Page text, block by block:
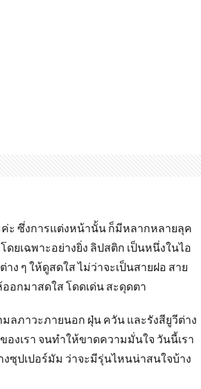
ค่ะ ซึ่งการแต่งหน้านั้น ก็มีหลากหลายลุค
ยเฉพาะอย่างยิ่ง ลิปสติก เป็นหนึ่งในไอ
ๆ ให้ดูสดใส ไม่ว่าจะเป็นสายฝอ สาย
อกมาสดใส โดดเด่น สะดุดตา
ลภาวะภายนอก ฝุ่น ควัน และรังสียูวีต่าง
งเรา จนทำให้ขาดความมั่นใจ วันนี้เรา
ซุปเปอร์มัม ว่าจะมีรุ่นไหนน่าสนใจบ้าง